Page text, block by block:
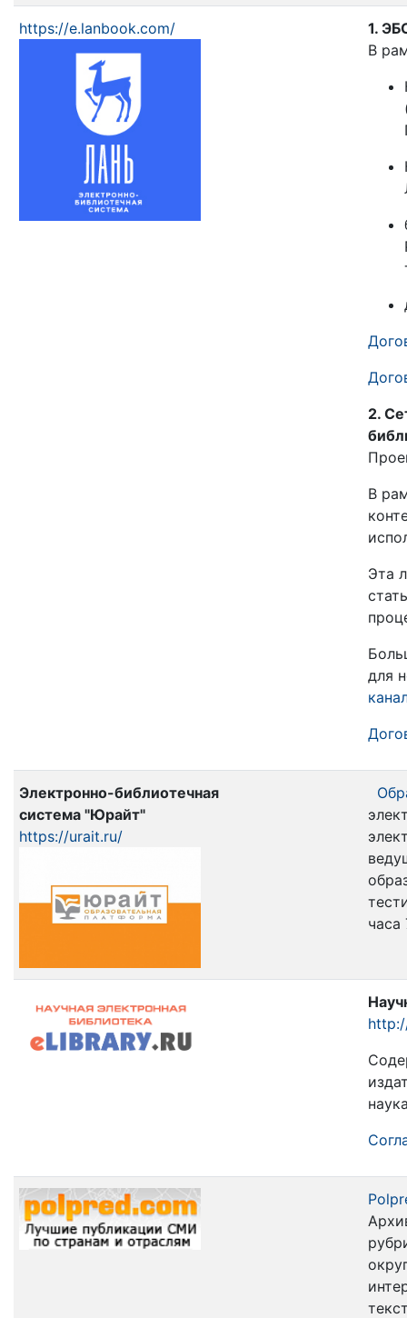
https://e.lanbook.com/
1.
В
2.
В
Эта
для
Электронно-библиотечная
система "Юрайт"
https://urait.ru/
часа